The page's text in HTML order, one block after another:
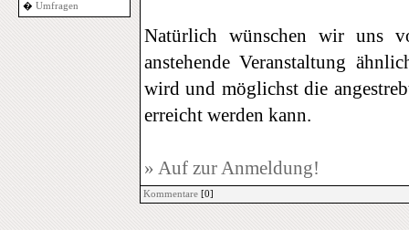
� Umfragen
Natürlich wünschen wir uns
anstehende Veranstaltung
wird und möglichst die
erreicht werden kann.
» Auf zur Anmeldung!
Kommentare [0]